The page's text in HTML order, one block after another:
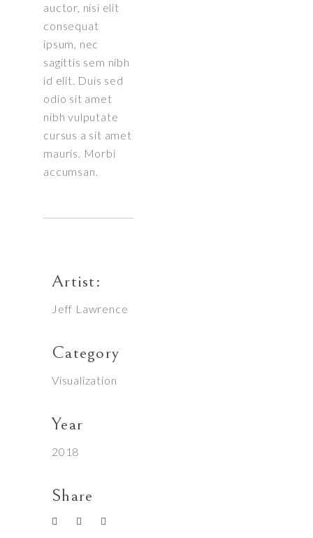
auctor, nisi elit
consequat
ipsum, nec
sagittis sem nibh
id elit. Duis sed
odio sit amet
nibh vulputate
cursus a sit amet
mauris. Morbi
accumsan.
Artist:
Jeff Lawrence
Category
Visualization
Year
2018
Share